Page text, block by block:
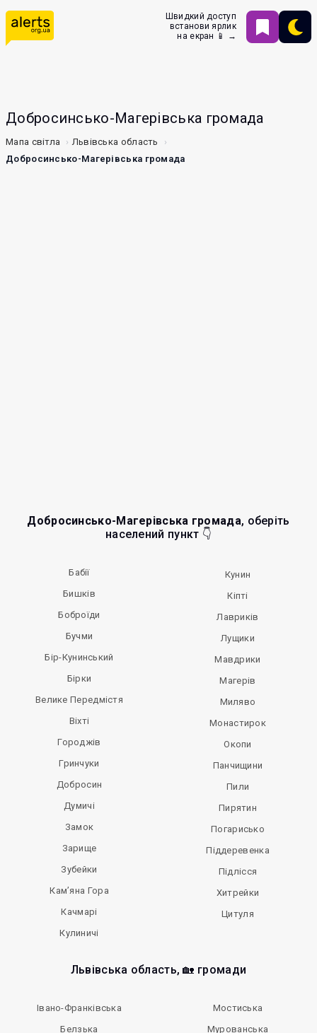
Швидкий доступ
встанови ярлик
на екран 📱 →
Добросинсько-Магерівська громада
Мапа світла
Львівська область
Добросинсько-Магерівська громада
Добросинсько-Магерівська громада, оберіть
населений пункт 👇
Бабії
Бишків
Боброїди
Бучми
Бір-Кунинський
Бірки
Велике Передмістя
Віхті
Городжів
Гринчуки
Добросин
Думичі
Замок
Зарище
Зубейки
Кам’яна Гора
Качмарі
Кулиничі
Кунин
Кіпті
Лавриків
Лущики
Мавдрики
Магерів
Миляво
Монастирок
Окопи
Панчищини
Пили
Пирятин
Погарисько
Піддеревенка
Підлісся
Хитрейки
Цитуля
Львівська область, 🏡 громади
Івано-Франківська
Белзька
Мостиська
Мурованська